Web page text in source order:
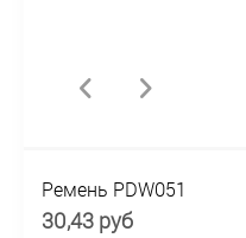
Ремень PDW051
30,43 руб